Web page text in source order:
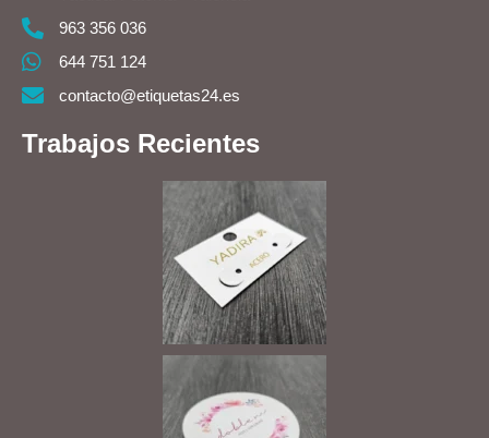
963 356 036
644 751 124
contacto@etiquetas24.es
Trabajos Recientes